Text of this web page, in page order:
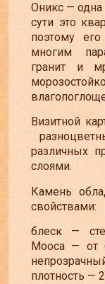
Оникс — одна
сути это
поэтому
многим
гранит и
Визитной
различных
слоями.
Камень
свойствами:
блеск —
Мооса — от
плотность —